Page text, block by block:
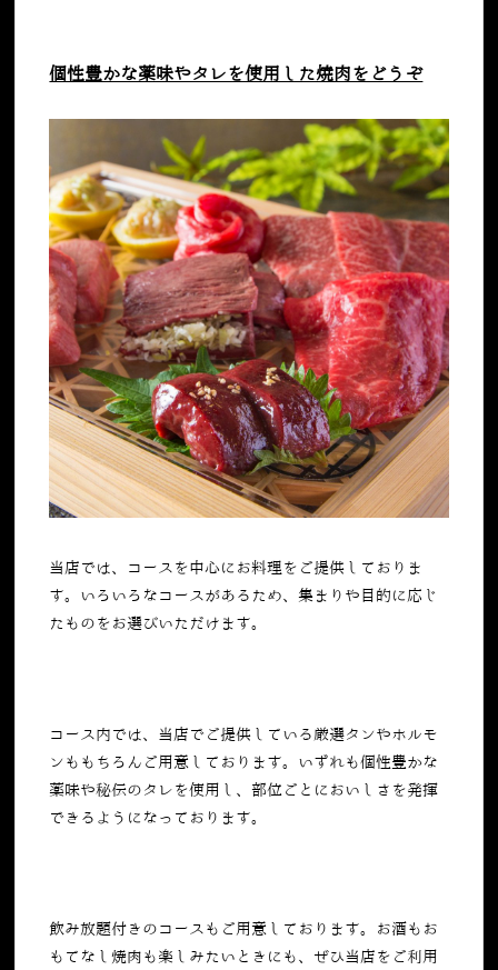
個性豊かな薬味やタレを使用した焼肉をどうぞ
当店では、コースを中心にお料理をご提供しておりま
す。いろいろなコースがあるため、集まりや目的に応じ
たものをお選びいただけます。
コース内では、当店でご提供している厳選タンやホルモ
ンももちろんご用意しております。いずれも個性豊かな
薬味や秘伝のタレを使用し、部位ごとにおいしさを発揮
できるようになっております。
飲み放題付きのコースもご用意しております。お酒もお
もてなし焼肉も楽しみたいときにも、ぜひ当店をご利用